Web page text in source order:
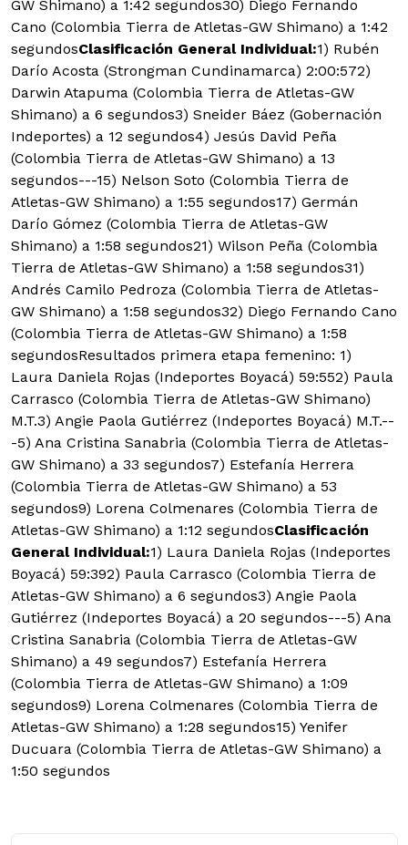
GW Shimano) a 1:42 segundos30) Diego Fernando
Cano (Colombia Tierra de Atletas-GW Shimano) a 1:42
segundosClasificación General Individual:1) Rubén
Darío Acosta (Strongman Cundinamarca) 2:00:572)
Darwin Atapuma (Colombia Tierra de Atletas-GW
Shimano) a 6 segundos3) Sneider Báez (Gobernación
Indeportes) a 12 segundos4) Jesús David Peña
(Colombia Tierra de Atletas-GW Shimano) a 13
segundos---15) Nelson Soto (Colombia Tierra de
Atletas-GW Shimano) a 1:55 segundos17) Germán
Darío Gómez (Colombia Tierra de Atletas-GW
Shimano) a 1:58 segundos21) Wilson Peña (Colombia
Tierra de Atletas-GW Shimano) a 1:58 segundos31)
Andrés Camilo Pedroza (Colombia Tierra de Atletas-
GW Shimano) a 1:58 segundos32) Diego Fernando Cano
(Colombia Tierra de Atletas-GW Shimano) a 1:58
segundosResultados primera etapa femenino: 1)
Laura Daniela Rojas (Indeportes Boyacá) 59:552) Paula
Carrasco (Colombia Tierra de Atletas-GW Shimano)
M.T.3) Angie Paola Gutiérrez (Indeportes Boyacá) M.T.--
-5) Ana Cristina Sanabria (Colombia Tierra de Atletas-
GW Shimano) a 33 segundos7) Estefanía Herrera
(Colombia Tierra de Atletas-GW Shimano) a 53
segundos9) Lorena Colmenares (Colombia Tierra de
Atletas-GW Shimano) a 1:12 segundosClasificación
General Individual:1) Laura Daniela Rojas (Indeportes
Boyacá) 59:392) Paula Carrasco (Colombia Tierra de
Atletas-GW Shimano) a 6 segundos3) Angie Paola
Gutiérrez (Indeportes Boyacá) a 20 segundos---5) Ana
Cristina Sanabria (Colombia Tierra de Atletas-GW
Shimano) a 49 segundos7) Estefanía Herrera
(Colombia Tierra de Atletas-GW Shimano) a 1:09
segundos9) Lorena Colmenares (Colombia Tierra de
Atletas-GW Shimano) a 1:28 segundos15) Yenifer
Ducuara (Colombia Tierra de Atletas-GW Shimano) a
1:50 segundos